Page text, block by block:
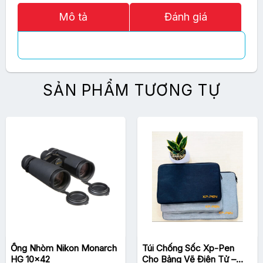
Mô tả Đánh giá
SẢN PHẨM TƯƠNG TỰ
Ống Nhòm Nikon Monarch
HG 10×42
Túi Chống Sốc Xp-Pen
Cho Bảng Vẽ Điện Tử –